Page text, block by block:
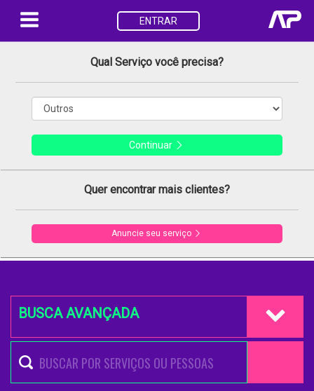
ENTRAR
Qual Serviço você precisa?
Continuar
Quer encontrar mais clientes?
Anuncie seu serviço
BUSCA AVANÇADA